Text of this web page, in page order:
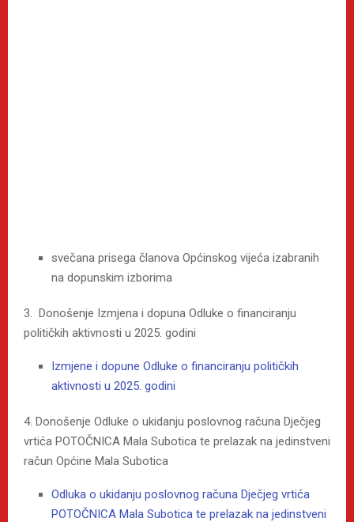
svečana prisega članova Općinskog vijeća izabranih
na dopunskim izborima
3. Donošenje Izmjena i dopuna Odluke o financiranju
političkih aktivnosti u 2025. godini
Izmjene i dopune Odluke o financiranju političkih
aktivnosti u 2025. godini
4. Donošenje Odluke o ukidanju poslovnog računa Dječjeg
vrtića POTOČNICA Mala Subotica te prelazak na jedinstveni
račun Općine Mala Subotica
Odluka o ukidanju poslovnog računa Dječjeg vrtića
POTOČNICA Mala Subotica te prelazak na jedinstveni